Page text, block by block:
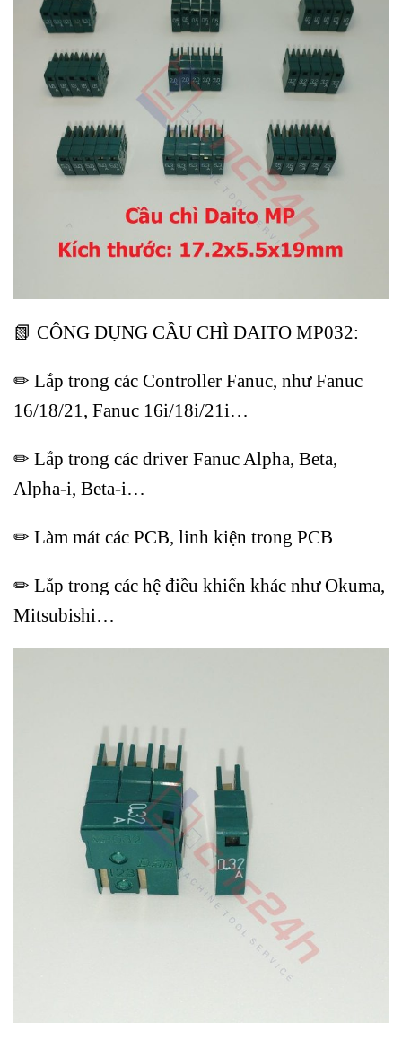
📗 CÔNG DỤNG CẦU CHÌ DAITO MP032:
✏ Lắp trong các Controller Fanuc, như Fanuc
16/18/21, Fanuc 16i/18i/21i…
✏ Lắp trong các driver Fanuc Alpha, Beta,
Alpha-i, Beta-i…
✏ Làm mát các PCB, linh kiện trong PCB
✏ Lắp trong các hệ điều khiển khác như Okuma,
Mitsubishi…